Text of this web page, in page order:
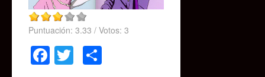
Puntuación: 3.33 / Votos: 3
Facebook
Twitter